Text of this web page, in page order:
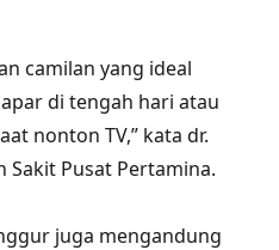
camilan yang ideal
di tengah hari atau
nonton TV,” kata dr.
Sakit Pusat Pertamina.
juga mengandung